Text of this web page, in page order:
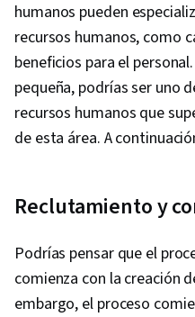
humanos pueden
recursos humanos, como
beneficios para el
pequeña, podrías ser uno
recursos humanos que
de esta área. A
Reclutamiento y
Podrías pensar que el
comienza con la creación
embargo, el proceso